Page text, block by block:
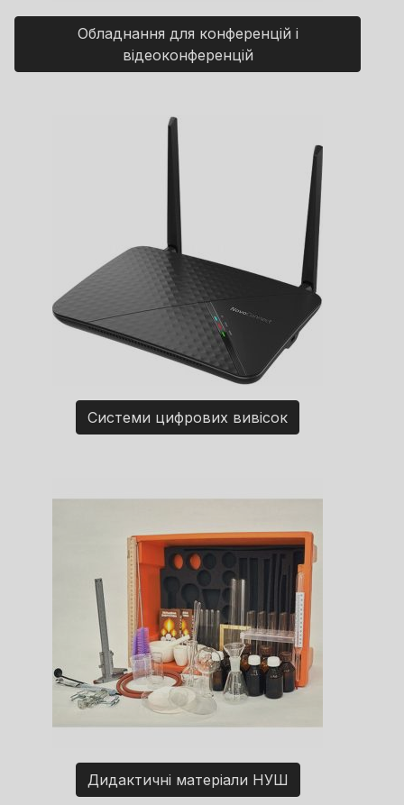
Обладнання для конференцій і
відеоконференцій
Системи цифрових вивісок
Дидактичні матеріали НУШ